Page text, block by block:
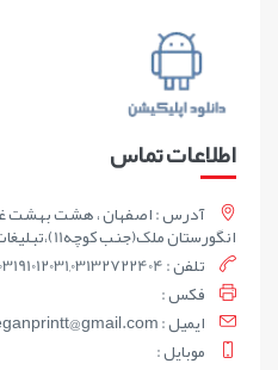
اطلاعات تماس
آدرس : اصفهان ، هشت بهشت
انگورستان ملک(جنب کوچه11)،تبلیغات مهرگان طرح
تلفن : 03191012031,03132722404
فکس :
ايميل : mehreganprintt@gmail.com
موبايل :